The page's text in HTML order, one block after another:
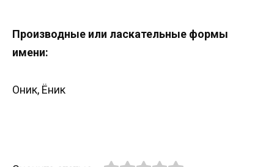
Производные или ласкательные формы
имени:
Оник, Ёник